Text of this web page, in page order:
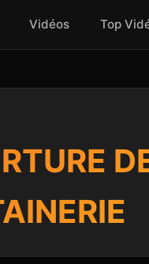
Vidéos Top